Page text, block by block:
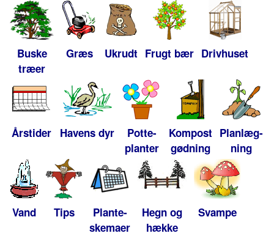
Buske
træer
Græs Ukrudt Frugt bær Drivhuset
Årstider Havens dyr
Potte-
planter
Kompost
gødning
Planlæg-
ning
Vand Tips
Plante-
skemaer
Hegn og
hække
Svampe